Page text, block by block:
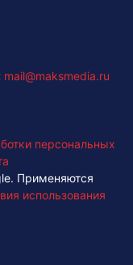
mail@maksmedia.ru
персональных
Применяются
использования